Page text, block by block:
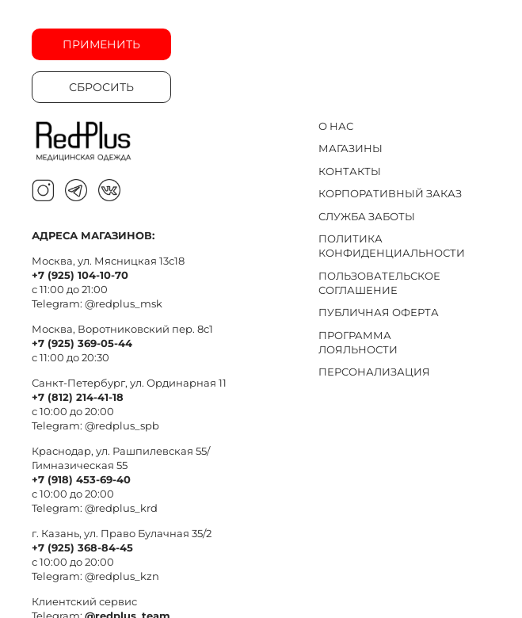
ПРИМЕНИТЬ
СБРОСИТЬ
О НАС
МАГАЗИНЫ
КОНТАКТЫ
КОРПОРАТИВНЫЙ ЗАКАЗ
СЛУЖБА ЗАБОТЫ
ПОЛИТИКА
КОНФИДЕНЦИАЛЬНОСТИ
ПОЛЬЗОВАТЕЛЬСКОЕ
СОГЛАШЕНИЕ
ПУБЛИЧНАЯ ОФЕРТА
ПРОГРАММА
ЛОЯЛЬНОСТИ
ПЕРСОНАЛИЗАЦИЯ
АДРЕСА МАГАЗИНОВ:
Москва, ул. Мясницкая 13с18
+7 (925) 104-10-70
с 11:00 до 21:00
Telegram: @redplus_msk
Москва, Воротниковский пер. 8c1
+7 (925) 369-05-44
с 11:00 до 20:30
Санкт-Петербург, ул. Ординарная 11
+7 (812) 214-41-18
с 10:00 до 20:00
Telegram: @redplus_spb
Краснодар, ул. Рашпилевская 55/
Гимназическая 55
+7 (918) 453-69-40
с 10:00 до 20:00
Telegram: @redplus_krd
г. Казань, ул. Право Булачная 35/2
+7 (925) 368-84-45
с 10:00 до 20:00
Telegram: @redplus_kzn
Клиентский сервис